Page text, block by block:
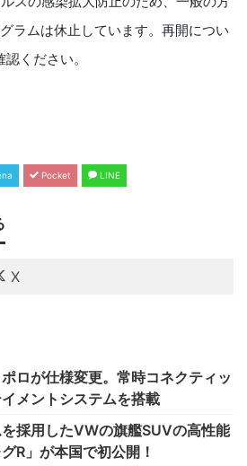
ラムは休止しています。再開につい
ください。
Pocket LINE
X
ロが仕様変更。常時コネクティッ
メントシステムを搭載
採用したVWの旗艦SUVの高性能
R」が本国で初公開！